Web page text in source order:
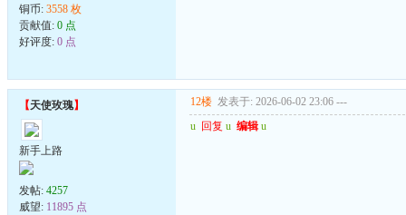
铜币: 3558 枚
贡献值: 0 点
好评度: 0 点
【天使玫瑰】
新手上路
发帖: 4257
威望: 11895 点
12楼 发表于: 2026-06-02 23:06 ---
u 回复 u 编辑 u